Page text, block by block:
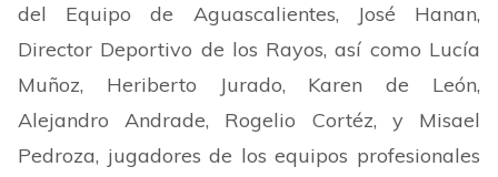
del Equipo de Aguascalientes, José Hanan,
Director Deportivo de los Rayos, así como Lucía
Muñoz, Heriberto Jurado, Karen de León,
Alejandro Andrade, Rogelio Cortéz, y Misael
Pedroza, jugadores de los equipos profesionales